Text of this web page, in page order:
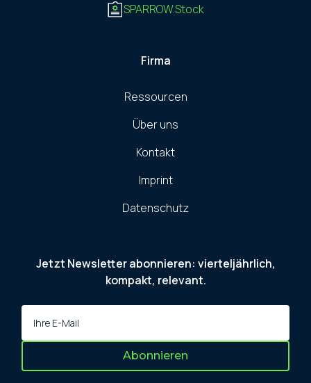
SPARROW.Stock
Firma
Ressourcen
Über uns
Kontakt
Imprint
Datenschutz
Jetzt Newsletter abonnieren: vierteljährlich,
kompakt, relevant.